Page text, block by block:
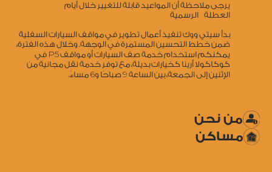
يرجى ملاحظة أن المواعيد قابلة للتغيير خلال أيام
العطلة الرسمية
بدأ سيتي ووك تنفيذ أعمال تطوير في مواقف السيارات السفلية
ضمن خطط التحسين المستمرة في الوجهة. وخلال هذه الفترة،
يمكنكم استخدام خدمة صف السيارات أو مواقف P5
في
كوكاكولا أرينا كخيارات بديلة، مع توفر خدمة نقل مجانية من
الإثنين إلى الجمعة، بين الساعة 9صباحًا و6 مساءً.
من نحن
مساكن